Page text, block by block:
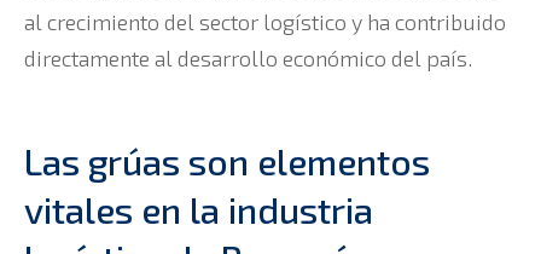
al crecimiento del sector logístico y ha contribuido
directamente al desarrollo económico del país.
Las grúas son elementos
vitales en la industria